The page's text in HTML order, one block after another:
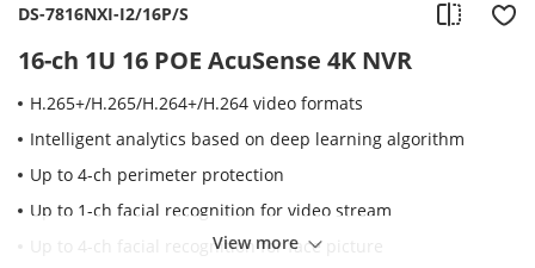
DS-7816NXI-I2/16P/S
16-ch 1U 16 POE AcuSense 4K NVR
H.265+/H.265/H.264+/H.264 video formats
Intelligent analytics based on deep learning algorithm
Up to 4-ch perimeter protection
Up to 1-ch facial recognition for video stream
Up to 4-ch facial recognition for face picture
View more